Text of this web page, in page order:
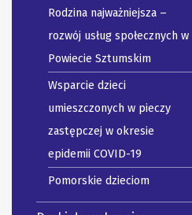
Rodzina najważniejsza –
rozwój usług społecznych w
Powiecie Sztumskim
Wsparcie dzieci
umieszczonych w pieczy
zastępczej w okresie
epidemii COVID-19
Pomorskie dzieciom